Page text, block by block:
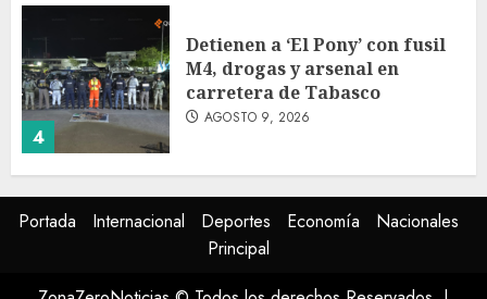
4
Detienen a ‘El Pony’ con fusil
M4, drogas y arsenal en
carretera de Tabasco
AGOSTO 9, 2026
Melanie Martinez se presenta
en el Palacio de los Deportes
con ‘Hades: The Sacrifice Tour’
AGOSTO 9, 2026
Portada Internacional Deportes Economía
Nacionales
Principal